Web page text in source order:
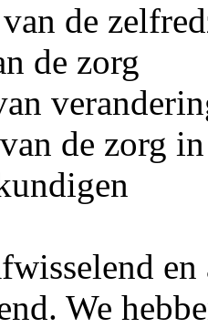
de
de zorg
de zorg
We